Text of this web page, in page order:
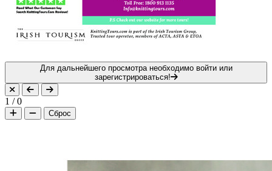
Для дальнейшего просмотра необходимо войти или
зарегистрироваться!
1 /0
Сброс